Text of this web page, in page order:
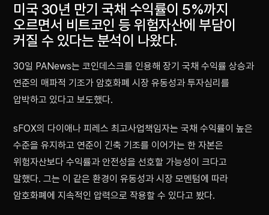
미국 30년 만기 국채 수익률이 5%까지
오르면서 비트코인 등 위험자산에 부담이
커질 수 있다는 분석이 나왔다.
30일 PANews는 코인데스크를 인용해 장기 국채 수익률 상승과
연준의 매파적 기조가 암호화폐 시장 유동성과 투자심리를
압박하고 있다고 보도했다.
sFOX의 다이애나 피레스 최고사업책임자는 국채 수익률이 높은
수준을 유지하고 연준이 긴축 기조를 이어가는 한 자본은
위험자산보다 수익률과 안전성을 선호할 가능성이 크다고
말했다. 그는 이 같은 환경이 유동성과 시장 모멘텀에 따라
암호화폐에 지속적인 압력으로 작용할 수 있다고 봤다.